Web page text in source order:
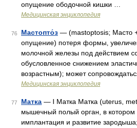
опущение ободочной кишки …
Медицинская энциклопедия
76 Мастопто́з — (mastoptosis; Масто
опущение) потеря формы,
молочной железы под действием
обусловленное снижением
возрастным); может
Медицинская энциклопедия
77 Матка — I Матка Матка (uterus,
мышечный полый орган, в котором
имплантация и развитие